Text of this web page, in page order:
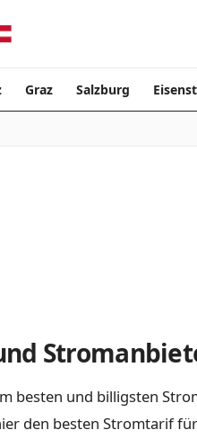
Graz Salzburg
besten und billigsten
den besten Stromtarif